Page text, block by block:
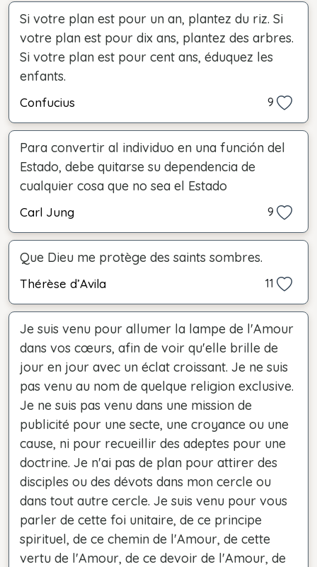
Si votre plan est pour un an, plantez du riz. Si
votre plan est pour dix ans, plantez des arbres.
Si votre plan est pour cent ans, éduquez les
enfants.
Confucius 9
Para convertir al individuo en una función del
Estado, debe quitarse su dependencia de
cualquier cosa que no sea el Estado
Carl Jung 9
Que Dieu me protège des saints sombres.
Thérèse d’Avila 11
Je suis venu pour allumer la lampe de l'Amour
dans vos cœurs, afin de voir qu'elle brille de
jour en jour avec un éclat croissant. Je ne suis
pas venu au nom de quelque religion exclusive.
Je ne suis pas venu dans une mission de
publicité pour une secte, une croyance ou une
cause, ni pour recueillir des adeptes pour une
doctrine. Je n'ai pas de plan pour attirer des
disciples ou des dévots dans mon cercle ou
dans tout autre cercle. Je suis venu pour vous
parler de cette foi unitaire, de ce principe
spirituel, de ce chemin de l'Amour, de cette
vertu de l'Amour, de ce devoir de l'Amour, de